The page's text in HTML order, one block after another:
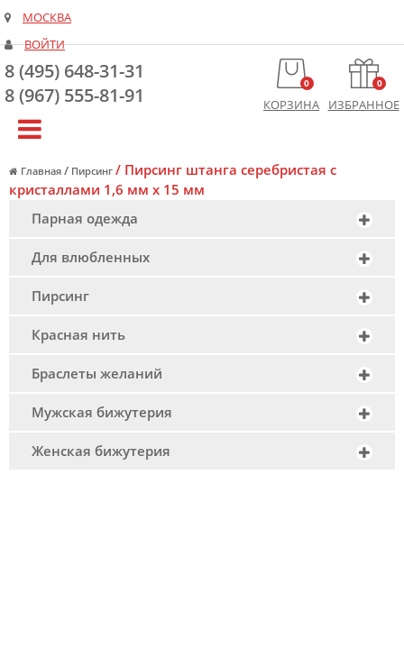
МОСКВА
ВОЙТИ
8 (495) 648-31-31
8 (967) 555-81-91
0
КОРЗИНА
0
ИЗБРАННОЕ
Главная / Пирсинг / Пирсинг штанга серебристая с
кристаллами 1,6 мм х 15 мм
Парная одежда
Для влюбленных
Пирсинг
Красная нить
Браслеты желаний
Мужская бижутерия
Женская бижутерия